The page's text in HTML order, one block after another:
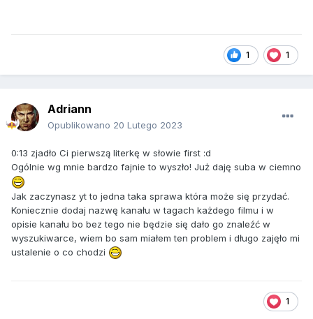
1 1
Adriann
Opublikowano 20 Lutego 2023
0:13 zjadło Ci pierwszą literkę w słowie first :d
Ogólnie wg mnie bardzo fajnie to wyszło! Już daję suba w ciemno
Jak zaczynasz yt to jedna taka sprawa która może się przydać.
Koniecznie dodaj nazwę kanału w tagach każdego filmu i w
opisie kanału bo bez tego nie będzie się dało go znaleźć w
wyszukiwarce, wiem bo sam miałem ten problem i długo zajęło mi
ustalenie o co chodzi
1